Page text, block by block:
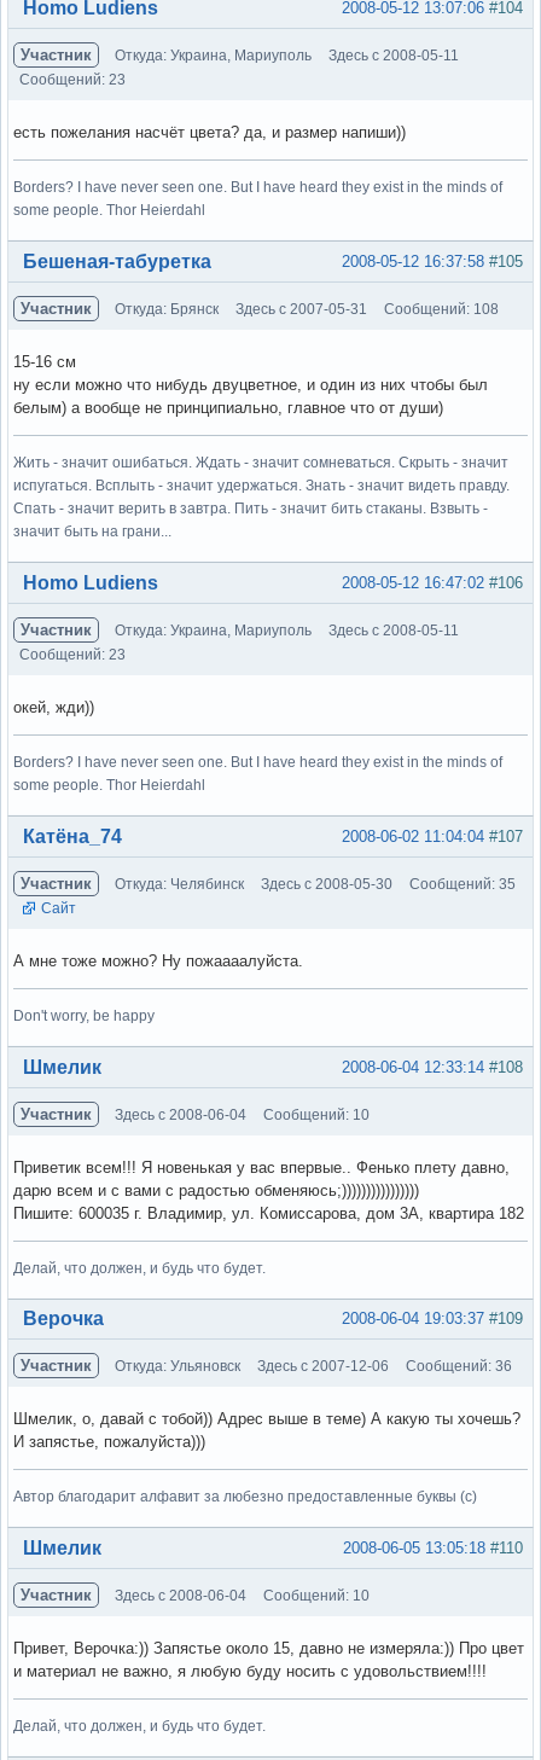
Вне форума #104
2008-05-12 13:07:06
Homo Ludiens
Участник Откуда: Украина, Мариуполь
Здесь с 2008-05-11
Сообщений: 23
есть пожелания насчёт цвета? да, и размер напиши))
Borders? I have never seen one. But I have heard they exist in the minds of
some people. Thor Heierdahl
Вне форума #105
2008-05-12 16:37:58
Бешеная-табуретка
Участник Откуда: Брянск Здесь с 2007-05-31 Сообщений: 108
15-16 см
ну если можно что нибудь двуцветное, и один из них чтобы был
белым) а вообще не принципиально, главное что от души)
Жить - значит ошибаться. Ждать - значит сомневаться. Скрыть - значит
испугаться. Всплыть - значит удержаться. Знать - значит видеть правду.
Спать - значит верить в завтра. Пить - значит бить стаканы. Взвыть -
значит быть на грани...
Вне форума #106
2008-05-12 16:47:02
Homo Ludiens
Участник Откуда: Украина, Мариуполь
Здесь с 2008-05-11
Сообщений: 23
окей, жди))
Borders? I have never seen one. But I have heard they exist in the minds of
some people. Thor Heierdahl
Вне форума #107
2008-06-02 11:04:04
Катёна_74
Участник Откуда: Челябинск Здесь с 2008-05-30
Сообщений: 35
Сайт
А мне тоже можно? Ну пожаааалуйста.
Don't worry, be happy
Вне форума #108
2008-06-04 12:33:14
Шмелик
Участник Здесь с 2008-06-04 Сообщений: 10
Приветик всем!!! Я новенькая у вас впервые.. Фенько плету давно,
дарю всем и с вами с радостью обменяюсь;))))))))))))))))
Пишите: 600035 г. Владимир, ул. Комиссарова, дом 3А, квартира 182
Делай, что должен, и будь что будет.
Вне форума #109
2008-06-04 19:03:37
Верочка
Участник Откуда: Ульяновск Здесь с 2007-12-06 Сообщений: 36
Шмелик, о, давай с тобой)) Адрес выше в теме) А какую ты хочешь?
И запястье, пожалуйста)))
Автор благодарит алфавит за любезно предоставленные буквы (с)
Вне форума #110
2008-06-05 13:05:18
Шмелик
Участник Здесь с 2008-06-04 Сообщений: 10
Привет, Верочка:)) Запястье около 15, давно не измеряла:)) Про цвет
и материал не важно, я любую буду носить с удовольствием!!!!
Делай, что должен, и будь что будет.